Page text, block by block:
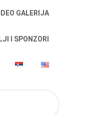
GALERIJA
I SPONZORI